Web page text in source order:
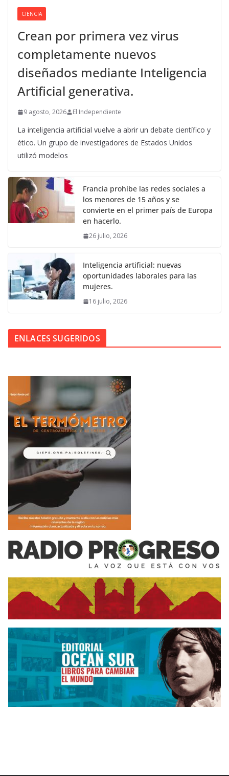
CIENCIA
Crean por primera vez virus
completamente nuevos
diseñados mediante Inteligencia
Artificial generativa.
9 agosto, 2026 El Independiente
La inteligencia artificial vuelve a abrir un debate científico y
ético. Un grupo de investigadores de Estados Unidos
utilizó modelos
Francia prohíbe las redes sociales a
los menores de 15 años y se
convierte en el primer país de Europa
en hacerlo.
26 julio, 2026
Inteligencia artificial: nuevas
oportunidades laborales para las
mujeres.
16 julio, 2026
ENLACES SUGERIDOS